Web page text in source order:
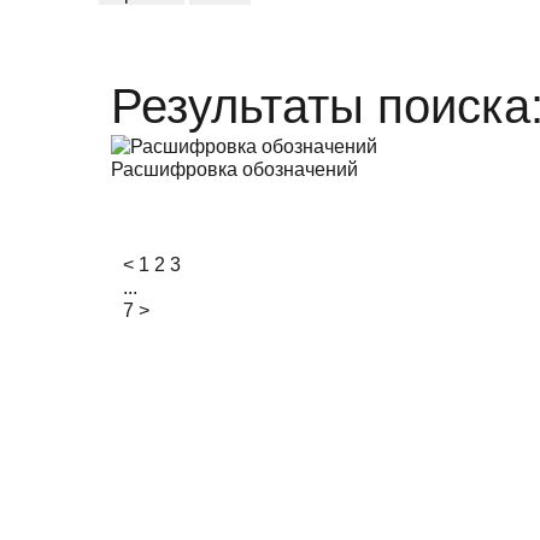
Результаты
Расшифровка обозначений
< 1 2 3
...
7 >